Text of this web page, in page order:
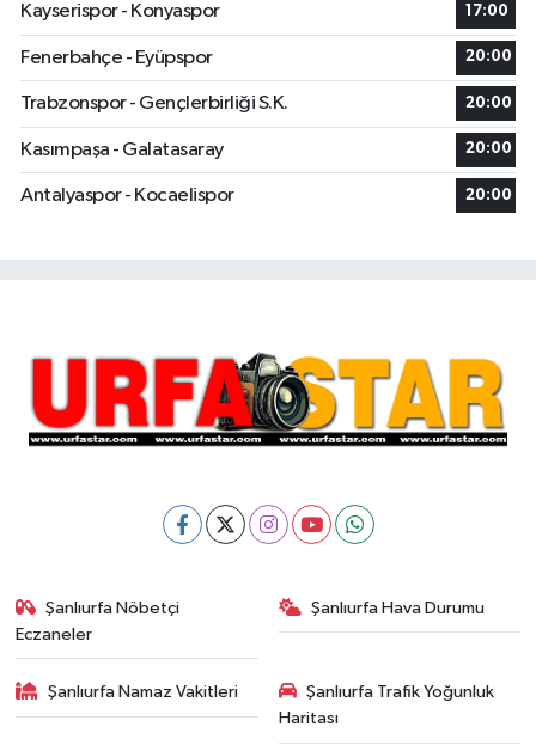
Kayserispor - Konyaspor
17:00
Fenerbahçe - Eyüpspor 20:00
Trabzonspor - Gençlerbirliği S.K. 20:00
Kasımpaşa - Galatasaray 20:00
Antalyaspor - Kocaelispor 20:00
Şanlıurfa Nöbetçi
Eczaneler
Şanlıurfa Hava Durumu
Şanlıurfa Namaz Vakitleri
Şanlıurfa Trafik Yoğunluk
Haritası